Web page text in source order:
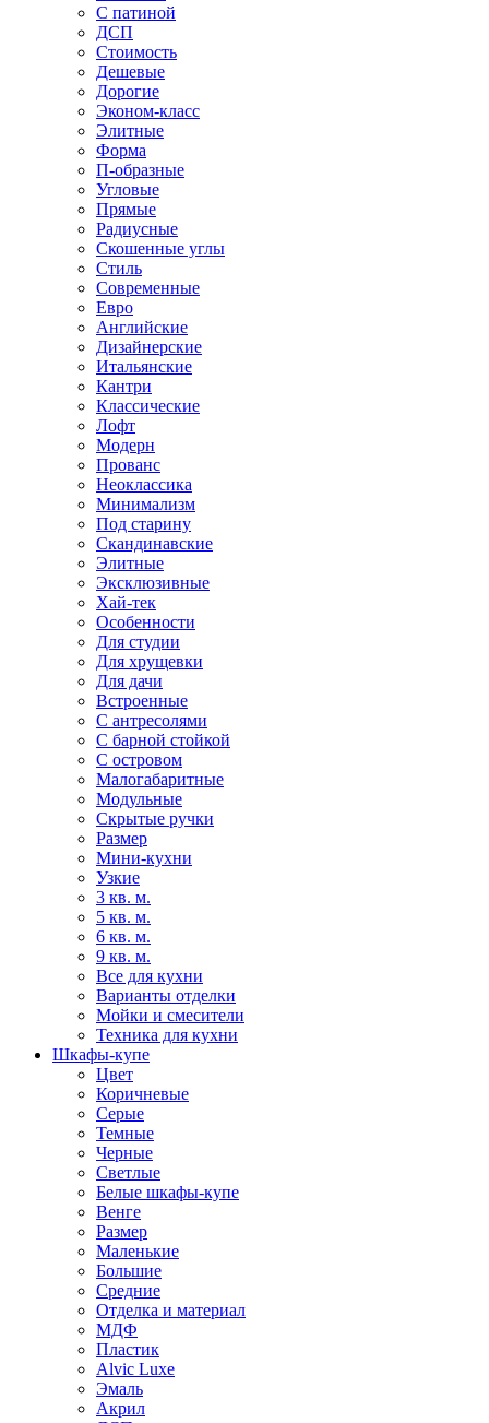
С патиной
ДСП
Стоимость
Дешевые
Дорогие
Эконом-класс
Элитные
Форма
П-образные
Угловые
Прямые
Радиусные
Скошенные углы
Стиль
Современные
Евро
Английские
Дизайнерские
Итальянские
Кантри
Классические
Лофт
Модерн
Прованс
Неоклассика
Минимализм
Под старину
Скандинавские
Элитные
Эксклюзивные
Хай-тек
Особенности
Для студии
Для хрущевки
Для дачи
Встроенные
С антресолями
С барной стойкой
С островом
Малогабаритные
Модульные
Скрытые ручки
Размер
Мини-кухни
Узкие
3 кв. м.
5 кв. м.
6 кв. м.
9 кв. м.
Все для кухни
Варианты отделки
Мойки и смесители
Техника для кухни
Шкафы-купе
Цвет
Коричневые
Серые
Темные
Черные
Светлые
Белые шкафы-купе
Венге
Размер
Маленькие
Большие
Средние
Отделка и материал
МДФ
Пластик
Alvic Luxe
Эмаль
Акрил